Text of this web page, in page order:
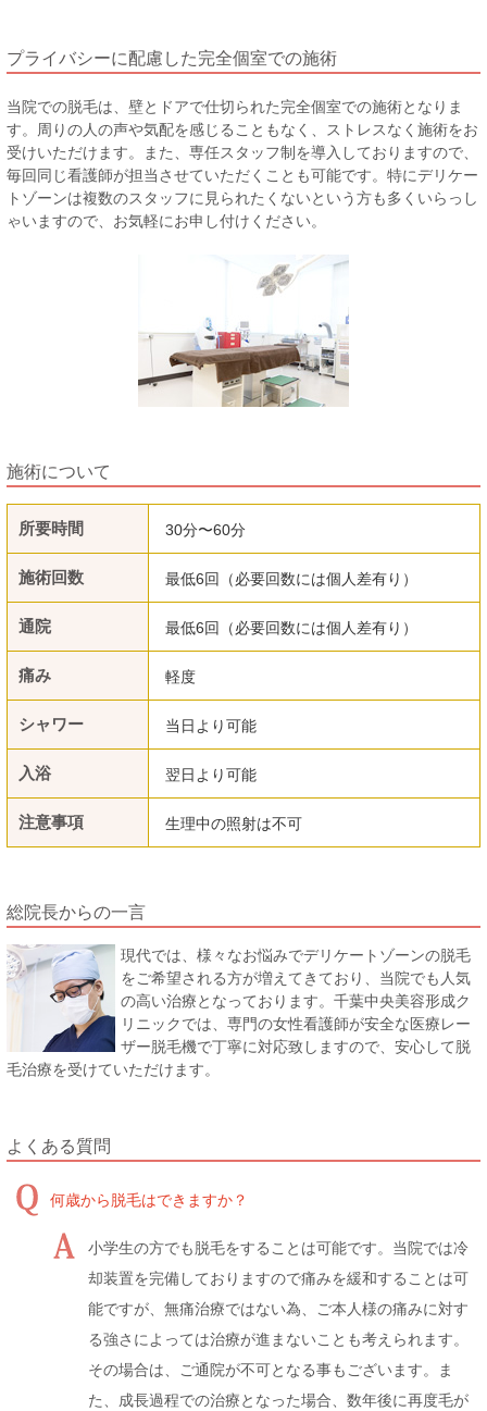
プライバシーに配慮した完全個室での施術
当院での脱毛は、壁とドアで仕切られた完全個室での施術となりま
す。周りの人の声や気配を感じることもなく、ストレスなく施術をお
受けいただけます。また、専任スタッフ制を導入しておりますので、
毎回同じ看護師が担当させていただくことも可能です。特にデリケー
トゾーンは複数のスタッフに見られたくないという方も多くいらっし
ゃいますので、お気軽にお申し付けください。
施術について
所要時間 30分〜60分
施術回数 最低6回（必要回数には個人差有り）
通院 最低6回（必要回数には個人差有り）
痛み 軽度
シャワー 当日より可能
入浴 翌日より可能
注意事項 生理中の照射は不可
総院長からの一言
現代では、様々なお悩みでデリケートゾーンの脱毛
をご希望される方が増えてきており、当院でも人気
の高い治療となっております。千葉中央美容形成ク
リニックでは、専門の女性看護師が安全な医療レー
ザー脱毛機で丁寧に対応致しますので、安心して脱
毛治療を受けていただけます。
よくある質問
何歳から脱毛はできますか？
小学生の方でも脱毛をすることは可能です。当院では冷
却装置を完備しておりますので痛みを緩和することは可
能ですが、無痛治療ではない為、ご本人様の痛みに対す
る強さによっては治療が進まないことも考えられます。
その場合は、ご通院が不可となる事もございます。ま
た、成長過程での治療となった場合、数年後に再度毛が